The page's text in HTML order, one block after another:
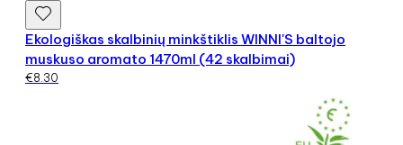
Ekologiškas skalbinių minkštiklis WINNI'S baltojo
muskuso aromato 1470ml (42 skalbimai)
€8.30